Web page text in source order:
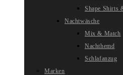
Shape Shirts
Nachtwäsche
Mix & Match
Nachthemd
Schlafanzug
Marken